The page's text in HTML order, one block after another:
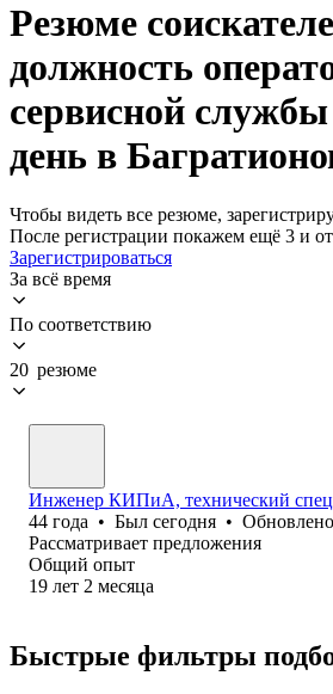
Резюме
должность
сервисной
день в
Чтобы видеть все резюме,
После регистрации покажем ещё 3 и
Зарегистрироваться
За всё время
По соответствию
20 резюме
Инженер КИПиА, технический
44 года • Был сегодня • Обновлено
Рассматривает предложения
Общий опыт
19 лет 2 месяца
Быстрые фильтры